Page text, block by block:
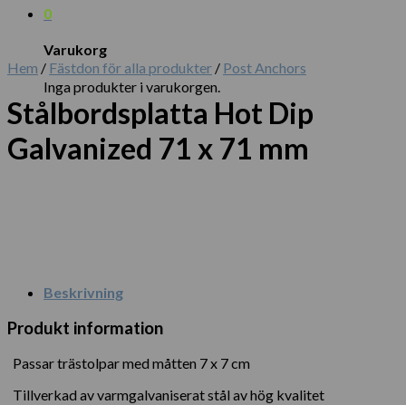
0
Varukorg
Inga produkter i varukorgen.
Hem / Fästdon för alla produkter / Post Anchors
Stålbordsplatta Hot Dip
Galvanized 71 x 71 mm
Beskrivning
Produkt information
Passar trästolpar med måtten 7 x 7 cm
Tillverkad av varmgalvaniserat stål av hög kvalitet